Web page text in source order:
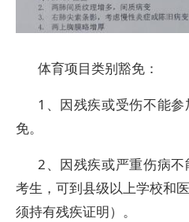
体育项目类别豁免：
1、因残疾或受伤不能
免。
2、因残疾或严重伤病
考生，可到县级以上学校和
须持有残疾证明）。